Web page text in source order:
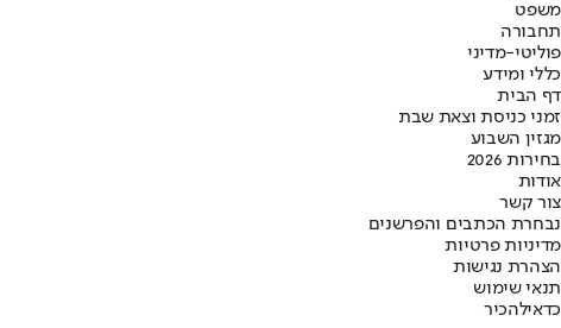
משפט
תחבורה
פוליטי-מדיני
כללי ומידע
דף הבית
זמני כניסת וצאת שבת
מגזין השבוע
בחירות 2026
אודות
צור קשר
נבחרת הכתבים והפרשנים
מדיניות פרטיות
הצהרת נגישות
תנאי שימוש
כדאילהכיר